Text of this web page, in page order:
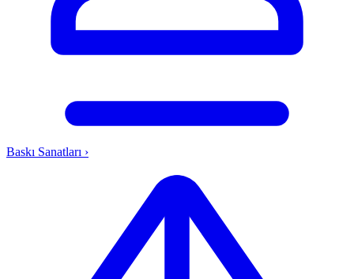
Baskı Sanatları ›